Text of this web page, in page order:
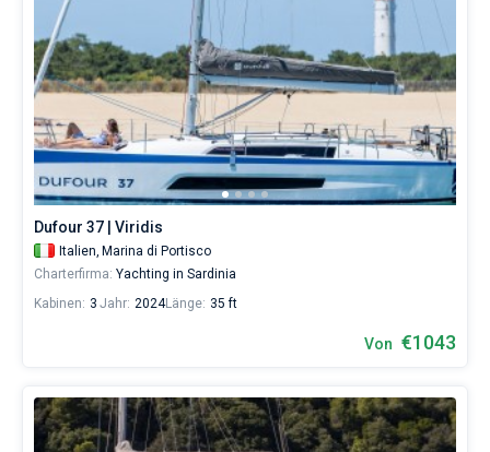
Dufour 37 | Viridis
Italien, Marina di Portisco
Charterfirma: Yachting in Sardinia
Kabinen: 3 Jahr: 2024Länge: 35 ft
Von €1043